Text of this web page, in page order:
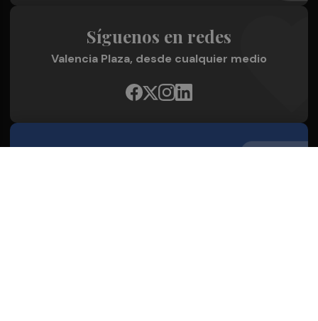
Síguenos en redes
Valencia Plaza, desde cualquier medio
Quienes Somos